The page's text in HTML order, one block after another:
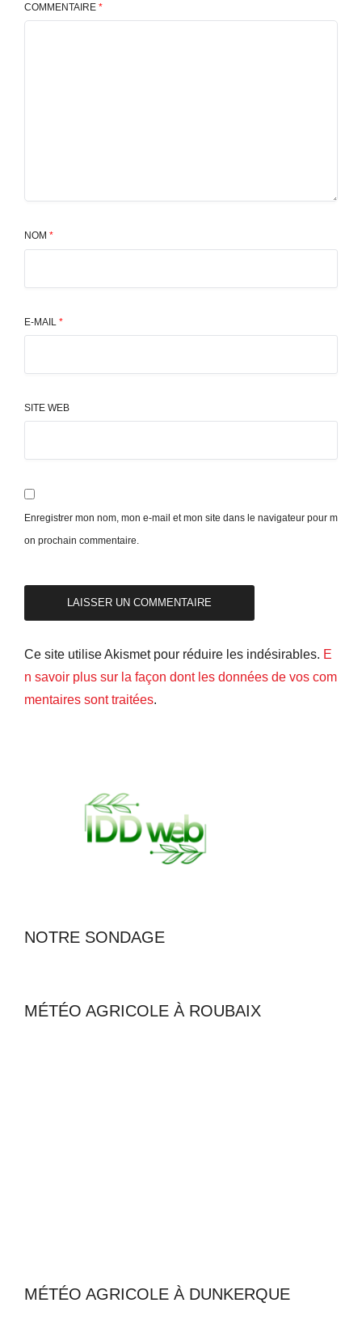
COMMENTAIRE *
NOM *
E-MAIL *
SITE WEB
Enregistrer mon nom, mon e-mail et mon site dans le navigateur pour m
on prochain commentaire.
Ce site utilise Akismet pour réduire les indésirables. E
n savoir plus sur la façon dont les données de vos com
mentaires sont traitées.
NOTRE SONDAGE
MÉTÉO AGRICOLE À ROUBAIX
MÉTÉO AGRICOLE À DUNKERQUE